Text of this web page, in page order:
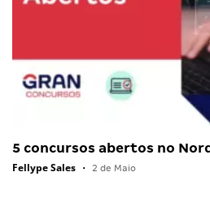
5 concursos abertos no
Fellype Sales • 2 de Maio